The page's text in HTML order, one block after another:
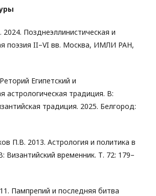
Позднеэллинистическая и
поэзия II–VI вв. Москва, ИМЛИ РАН,
Египетский и
астрологическая традиция. В:
традиция. 2025. Белгород:
П.В. 2013. Астрология и политика в
Византийский временник. Т. 72: 179–
Пампрепий и последняя битва